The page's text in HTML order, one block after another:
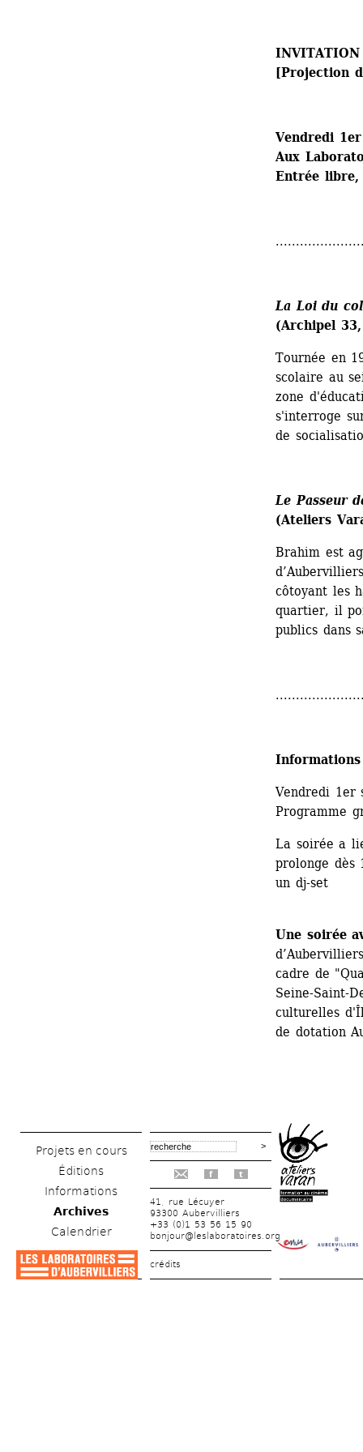
Projets en cours
Éditions
Informations
Archives
Calendrier
f t
41, rue Lécuyer
93300 Aubervilliers
+33 (0)1 53 56 15 90
bonjour@leslaboratoires.org
crédits
[Projection
Vendredi
Aux
Entrée libre,
La Loi du
(Archipel
Tournée en
scolaire au
zone
s'interroge
de
Le Passeur
(Ateliers
Brahim est
côtoyant les
quartier, il
publics dans
Vendredi 1er
Programme
La soirée a
prolonge dès
un dj-set
Une soirée
cadre de
Seine-Saint-
culturelles
de dotation